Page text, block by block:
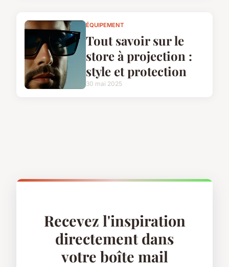
ÉQUIPEMENT
Tout savoir sur le
store à projection :
style et protection
30 mai 2025
Recevez l'inspiration
directement dans
votre boîte mail